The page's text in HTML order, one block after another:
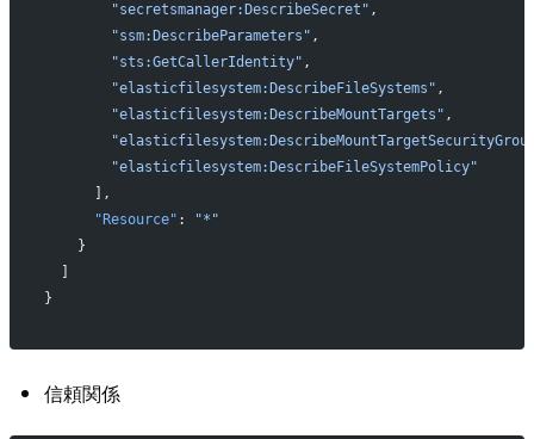
        "secretsmanager:DescribeSecret"
,
        "ssm:DescribeParameters"
,
        "sts:GetCallerIdentity"
,
        "elasticfilesystem:DescribeFileSystems"
,
        "elasticfilesystem:DescribeMountTargets"
,
        "elasticfilesystem:DescribeFileSystemPolicy"
      ],
      "Resource"
:
"*"
    }
}
信頼関係